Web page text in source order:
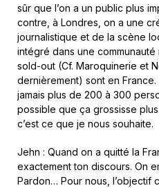
sûr que l’on a un public plus
contre, à Londres, on a une
journalistique et de la scène
intégré dans une communauté
sold-out (Cf. Maroquinerie et
dernièrement) sont en France.
jamais plus de 200 à 300
possible que ça grossisse plus
c’est ce que je nous souhaite.
Jehn : Quand on a quitté la
exactement ton discours. On
Pardon… Pour nous, l’objectif